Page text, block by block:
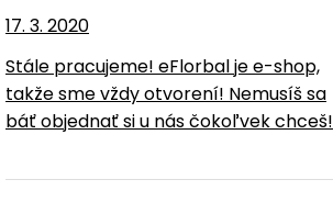
17. 3. 2020
Stále pracujeme! eFlorbal je e-shop,
takže sme vždy otvorení! Nemusíš sa
báť objednať si u nás čokoľvek chceš!